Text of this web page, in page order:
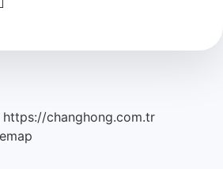
https://changhong.com.tr